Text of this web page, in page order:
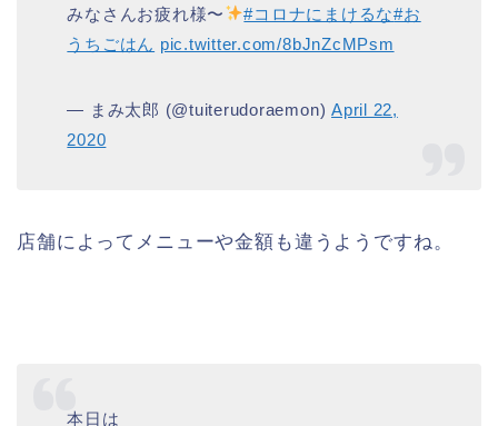
みなさんお疲れ様〜 #コロナにまけるな#お
うちごはん pic.twitter.com/8bJnZcMPsm
— まみ太郎 (@tuiterudoraemon)April 22,
2020
店舗によってメニューや金額も違うようですね。
本日は